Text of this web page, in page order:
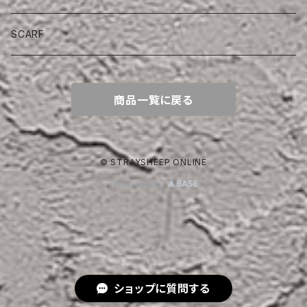
ショップに質問する
SCARF
商品一覧に戻る
© STRAYSHEEP ONLINE
Powered by